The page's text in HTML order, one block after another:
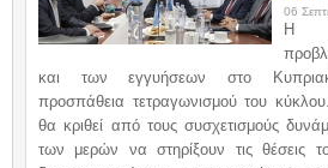
06
H
και των εγγυήσεων στο
προσπάθεια τετραγωνισμού του
θα κριθεί από τους συσχετισμούς
των μερών να στηρίξουν τις θέσεις